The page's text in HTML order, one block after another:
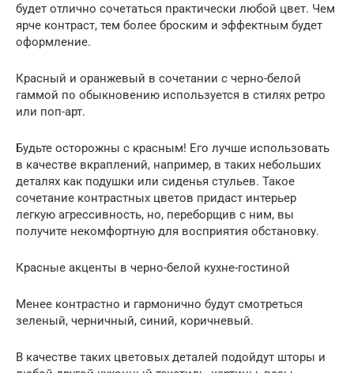
будет отлично сочетаться практически любой цвет. Чем
ярче контраст, тем более броским и эффектным будет
оформление.
Красный и оранжевый в сочетании с черно-белой
гаммой по обыкновению используется в стилях ретро
или поп-арт.
Будьте осторожны с красным! Его лучше использовать
в качестве вкраплений, например, в таких небольших
деталях как подушки или сиденья стульев. Такое
сочетание контрастных цветов придаст интерьер
легкую агрессивность, но, переборщив с ним, вы
получите некомфортную для восприятия обстановку.
Красные акценты в черно-белой кухне-гостиной
Менее контрастно и гармонично будут смотреться
зеленый, черничный, синий, коричневый.
В качестве таких цветовых деталей подойдут шторы и